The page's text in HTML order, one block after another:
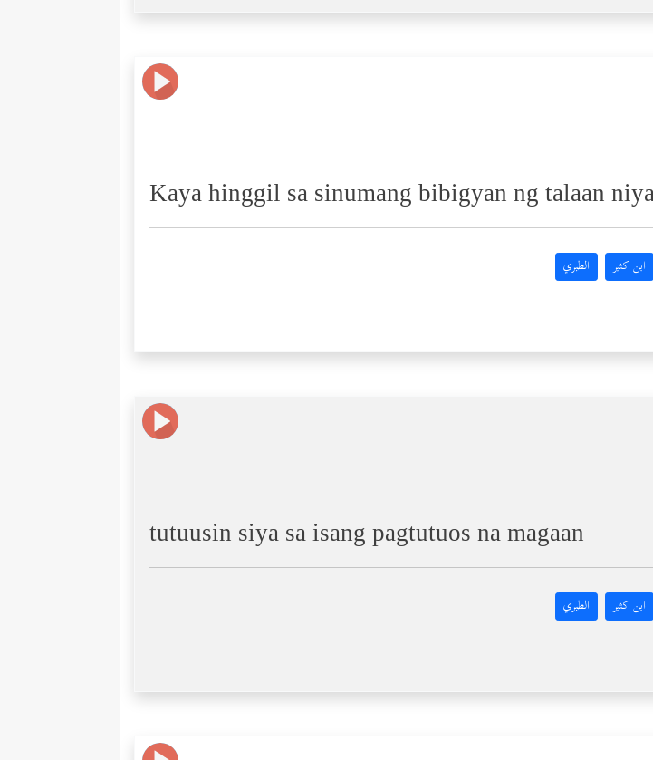
Kaya hinggil sa sinumang bibigyan ng talaan
ابن كثير الطبري
tutuusin siya sa isang pagtutuos na magaan
ابن كثير الطبري